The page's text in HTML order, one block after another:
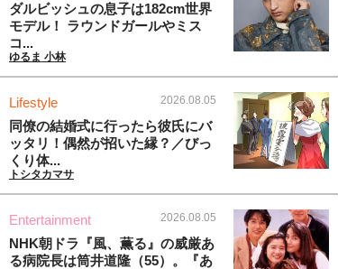
ダルビッシュの息子は182cm世界
モデル！ ラウンドガールやミス
コ...
ゆるま 小林
Lifestyle 2026.08.05
同僚の結婚式に行ったら彼氏にバ
ッタリ！偶然が招いた縁？／びっ
くり体...
トシタカマサ
Entertainment 2026.08.05
NHK朝ドラ『風、薫る』の威厳あ
る病院長は筒井道隆（55）。『あ